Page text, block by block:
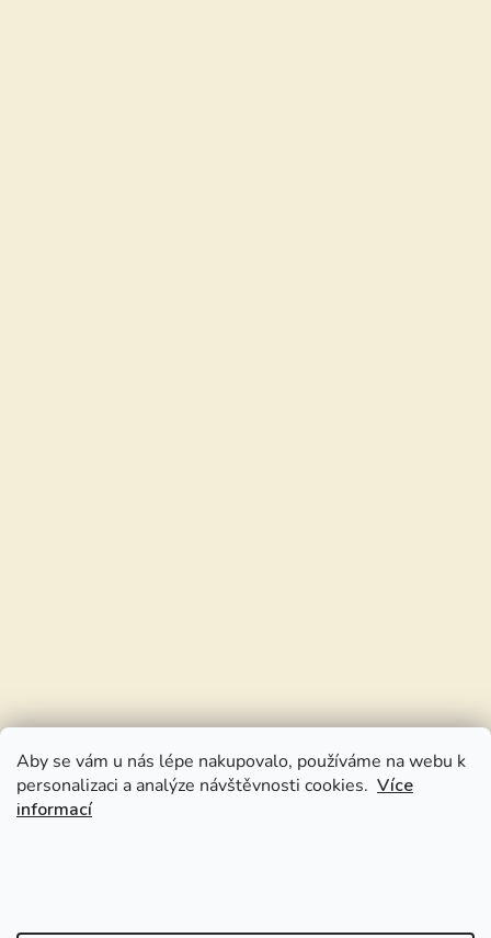
Aby se vám u nás lépe nakupovalo, používáme na webu k
personalizaci a analýze návštěvnosti cookies. Více
informací